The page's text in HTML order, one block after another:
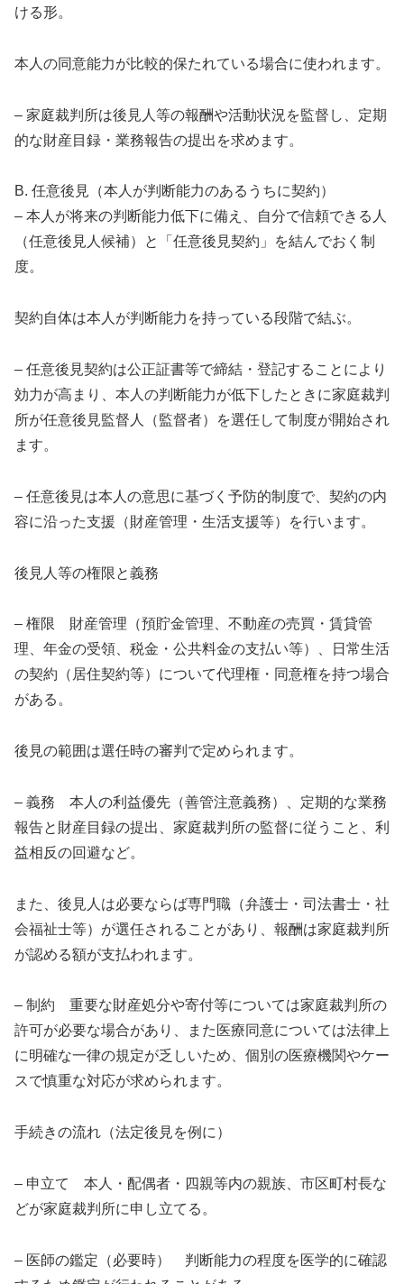
ける形。
本人の同意能力が比較的保たれている場合に使われます。
– 家庭裁判所は後見人等の報酬や活動状況を監督し、定期
的な財産目録・業務報告の提出を求めます。
B. 任意後見（本人が判断能力のあるうちに契約）
– 本人が将来の判断能力低下に備え、自分で信頼できる人
（任意後見人候補）と「任意後見契約」を結んでおく制
度。
契約自体は本人が判断能力を持っている段階で結ぶ。
– 任意後見契約は公正証書等で締結・登記することにより
効力が高まり、本人の判断能力が低下したときに家庭裁判
所が任意後見監督人（監督者）を選任して制度が開始され
ます。
– 任意後見は本人の意思に基づく予防的制度で、契約の内
容に沿った支援（財産管理・生活支援等）を行います。
後見人等の権限と義務
– 権限 財産管理（預貯金管理、不動産の売買・賃貸管
理、年金の受領、税金・公共料金の支払い等）、日常生活
の契約（居住契約等）について代理権・同意権を持つ場合
がある。
後見の範囲は選任時の審判で定められます。
– 義務 本人の利益優先（善管注意義務）、定期的な業務
報告と財産目録の提出、家庭裁判所の監督に従うこと、利
益相反の回避など。
また、後見人は必要ならば専門職（弁護士・司法書士・社
会福祉士等）が選任されることがあり、報酬は家庭裁判所
が認める額が支払われます。
– 制約 重要な財産処分や寄付等については家庭裁判所の
許可が必要な場合があり、また医療同意については法律上
に明確な一律の規定が乏しいため、個別の医療機関やケー
スで慎重な対応が求められます。
手続きの流れ（法定後見を例に）
– 申立て 本人・配偶者・四親等内の親族、市区町村長な
どが家庭裁判所に申し立てる。
– 医師の鑑定（必要時） 判断能力の程度を医学的に確認